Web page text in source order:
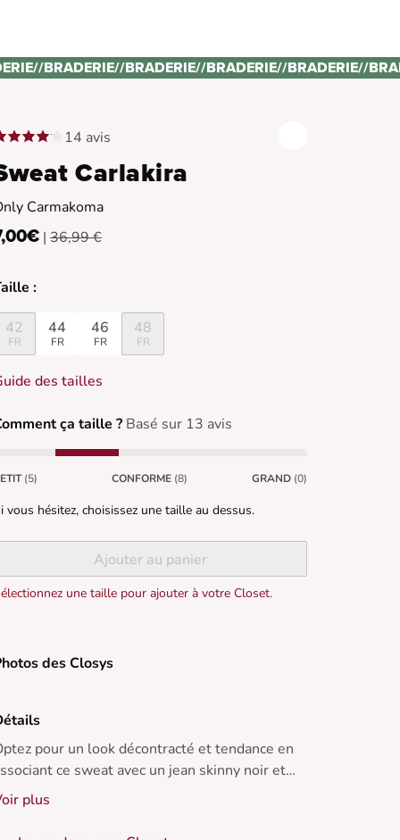
//BRADERIE//BRADERIE//BRADERIE//BRADERIE//
14 avis
Carlakira
Carmakoma
| 36,99 €
:
42
FR
44
FR
46
FR
48
FR
des tailles
ça taille ? Basé sur 13 avis
(5) CONFORME (8) GRAND (0)
vous hésitez, choisissez une taille au dessus.
Ajouter au panier
une taille pour ajouter à votre Closet.
des Closys
pour un look décontracté et tendance en
ce sweat avec un jean skinny noir et
baskets blanches. Idéal pour les journées
fraîches d'hiver, il apportera une touche de peps
à votre tenue.
plus